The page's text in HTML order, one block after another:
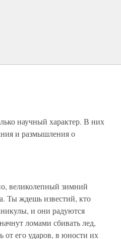
научный характер. В них
и размышления о
великолепный зимний
Ты ждешь известий, кто
и они радуются
ломами сбивать лед,
от его ударов, в юности их